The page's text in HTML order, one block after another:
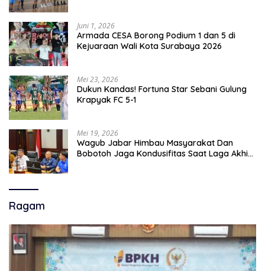
Juni 1, 2026
Armada CESA Borong Podium 1 dan 5 di
Kejuaraan Wali Kota Surabaya 2026
Mei 23, 2026
Dukun Kandas! Fortuna Star Sebani Gulung
Krapyak FC 5-1
Mei 19, 2026
Wagub Jabar Himbau Masyarakat Dan
Bobotoh Jaga Kondusifitas Saat Laga Akhir
Ragam